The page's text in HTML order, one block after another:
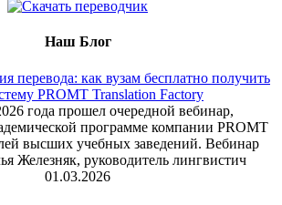
Наш Блог
перевода: как вузам бесплатно получить
PROMT Translation Factory
года прошел очередной вебинар,
программе компании PROMT
высших учебных заведений. Вебинар
Железняк, руководитель лингвистич
01.03.2026